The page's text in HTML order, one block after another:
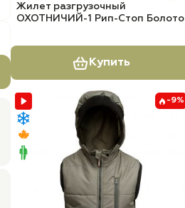
Жилет разгрузочный
ОХОТНИЧИЙ-1 Рип-Стоп Болото
Купить
-9%